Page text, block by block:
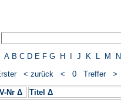
A B C D E F G H J K M N
< zurück < 0 Treffer >
Nr Δ Titel Δ